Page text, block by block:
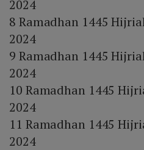
2024
8 Ramadhan 1445
2024
9 Ramadhan 1445
2024
10 Ramadhan 1445
2024
11 Ramadhan 1445
2024